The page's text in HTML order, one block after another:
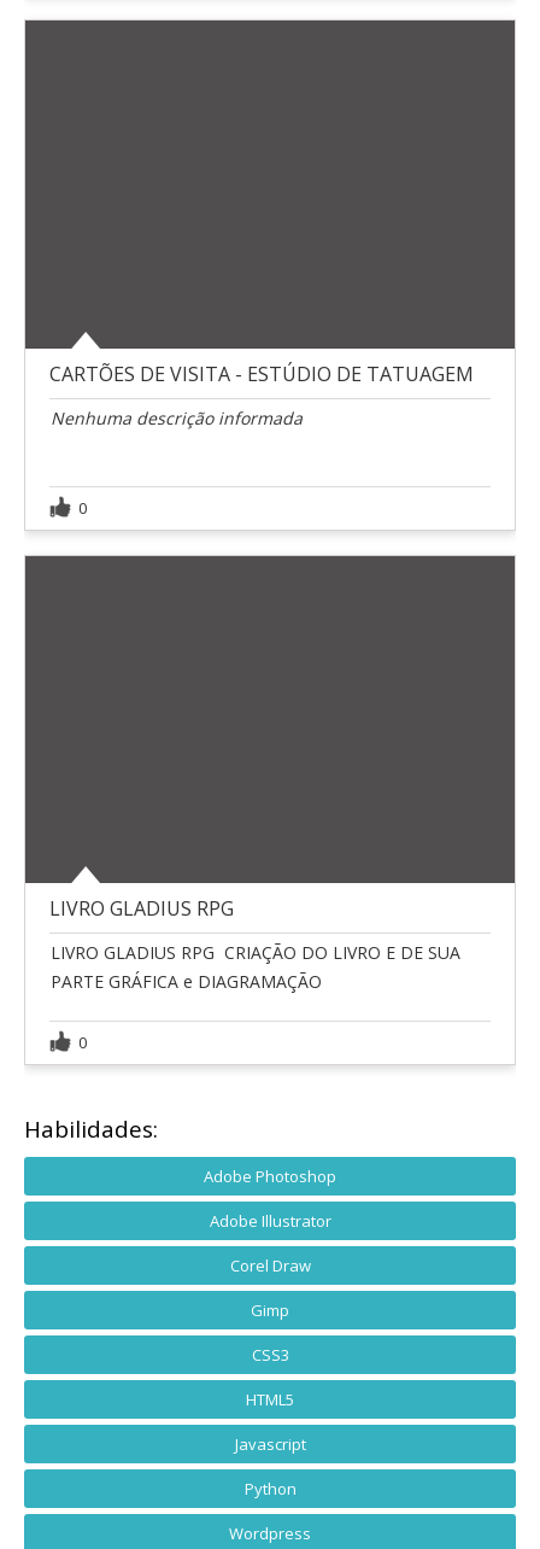
CARTÕES DE VISITA - ESTÚDIO DE TATUAGEM
Nenhuma descrição informada
0
LIVRO GLADIUS RPG
LIVRO GLADIUS RPG  CRIAÇÃO DO LIVRO E DE SUA
PARTE GRÁFICA e DIAGRAMAÇÃO
0
Habilidades:
Adobe Photoshop
Adobe Illustrator
Corel Draw
Gimp
CSS3
HTML5
Javascript
Python
Wordpress